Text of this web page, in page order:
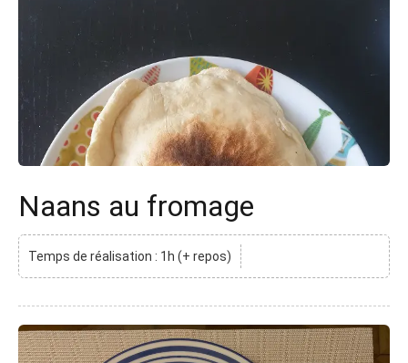
Naans au fromage
Temps de réalisation : 1h (+ repos)